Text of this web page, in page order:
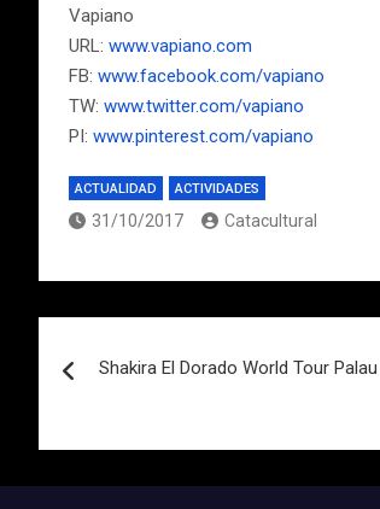
Vapiano
URL: www.vapiano.com
FB: www.facebook.com/vapiano
TW: www.twitter.com/vapiano
PI: www.pinterest.com/vapiano
ACTUALIDAD ACTIVIDADES
31/10/2017 Catacultural
de
entradas
Shakira El Dorado World Tour